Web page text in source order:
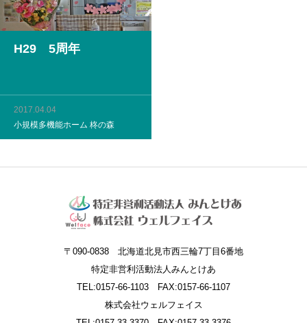
H29 5周年
2017.04.04
小規模多機能ホーム 柊の森
〒090-0838 北海道北見市西三輪7丁目6番地
特定非営利活動法人みんとけあ
TEL:0157-66-1103 FAX:0157-66-1107
株式会社ウェルフェイス